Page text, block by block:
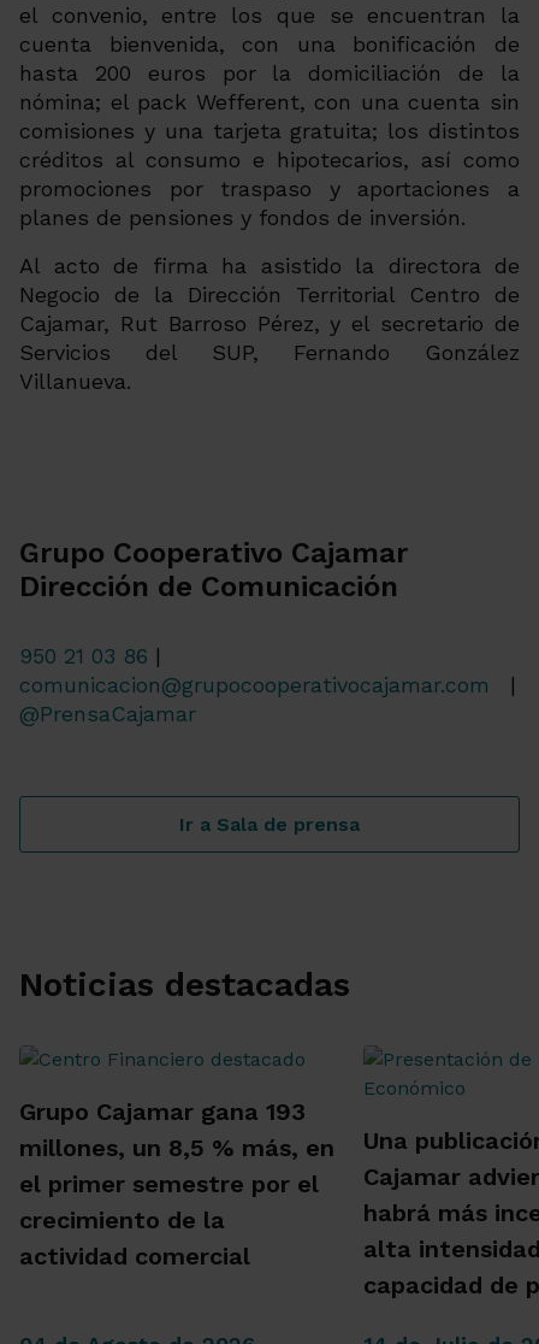
el convenio, entre los que se encuentran la
cuenta bienvenida, con una bonificación de
hasta 200 euros por la domiciliación de la
nómina; el pack Wefferent, con una cuenta sin
comisiones y una tarjeta gratuita; los distintos
créditos al consumo e hipotecarios, así como
promociones por traspaso y aportaciones a
planes de pensiones y fondos de inversión.
Al acto de firma ha asistido la directora de
Negocio de la Dirección Territorial Centro de
Cajamar, Rut Barroso Pérez, y el secretario de
Servicios del SUP, Fernando González
Villanueva.
Grupo Cooperativo Cajamar
Dirección de Comunicación
950 21 03 86 |
comunicacion@grupocooperativocajamar.com |
@PrensaCajamar
Ir a Sala de prensa
Noticias destacadas
Grupo Cajamar gana 193
millones, un 8,5 % más, en
el primer semestre por el
crecimiento de la
actividad comercial
Una
Cajamar
habrá más
alta
capacidad de